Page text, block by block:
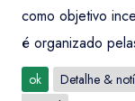
como objetivo
é organizado
ok
Detalhe &